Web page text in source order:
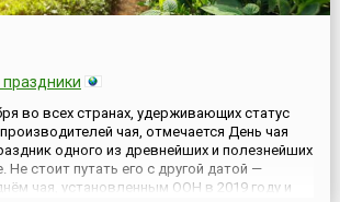
во всех странах, удерживающих статус
чая, отмечается День чая
одного из древнейших и полезнейших
Не стоит путать его с другой датой —
чая, установленным ООН в 2019 году и